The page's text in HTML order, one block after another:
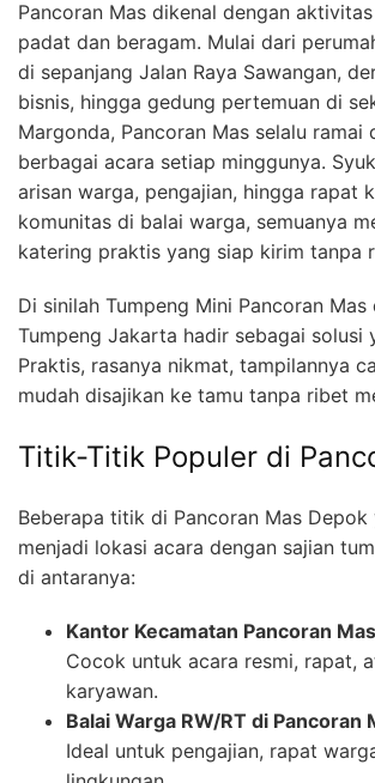
Pancoran Mas dikenal dengan
padat dan beragam. Mulai dari
di sepanjang Jalan Raya Sawangan,
bisnis, hingga gedung pertemuan di
Margonda, Pancoran Mas selalu ramai
berbagai acara setiap minggunya.
arisan warga, pengajian, hingga rapat
komunitas di balai warga, semuanya
katering praktis yang siap kirim tanpa
Di sinilah Tumpeng Mini Pancoran Mas
Tumpeng Jakarta hadir sebagai solusi
Praktis, rasanya nikmat, tampilannya
mudah disajikan ke tamu tanpa ribet
Titik-Titik Populer di
Beberapa titik di Pancoran Mas Depok
menjadi lokasi acara dengan sajian
di antaranya:
Kantor Kecamatan Pancoran Mas
Cocok untuk acara resmi, rapat,
karyawan.
Balai Warga RW/RT di Pancoran
Ideal untuk pengajian, rapat